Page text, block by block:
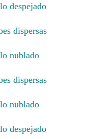
despejado
dispersas
nublado
dispersas
nublado
despejado